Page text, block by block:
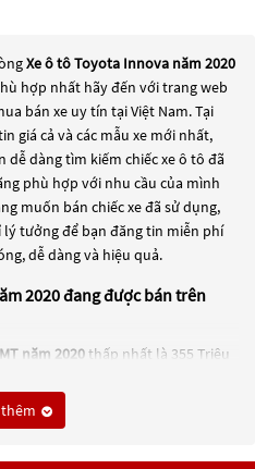
Xe ô tô Toyota Innova năm 2020
hợp nhất hãy đến với trang web
bán xe uy tín tại Việt Nam. Tại
giá cả và các mẫu xe mới nhất,
dễ dàng tìm kiếm chiếc xe ô tô đã
phù hợp với nhu cầu của mình
muốn bán chiếc xe đã sử dụng,
tưởng để bạn đăng tin miễn phí
dễ dàng và hiệu quả.
2020 đang được bán trên
năm 2020thấp nhất là 355 Triệu
2020thấp nhất là 365 Triệu
2020 thấp nhất là 525 Triệu
2020đang trở thành một lựa